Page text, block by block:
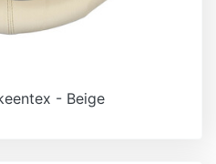
- Beige